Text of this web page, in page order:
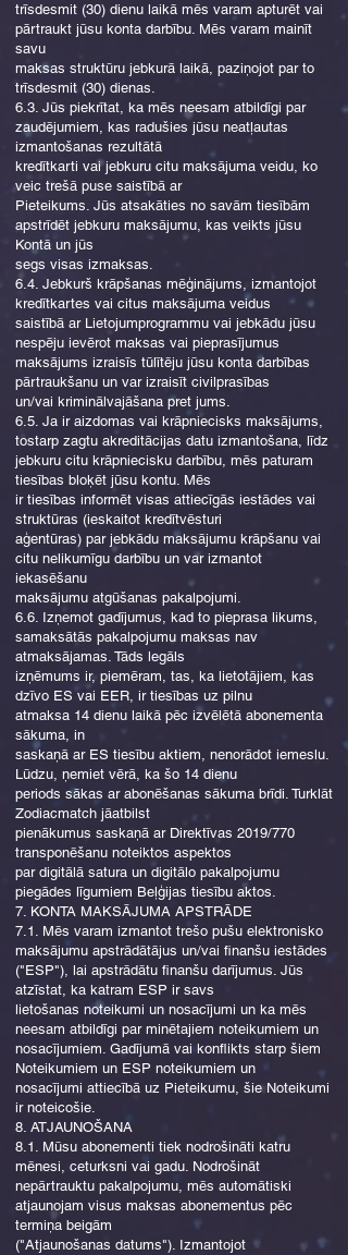
trīsdesmit (30) dienu laikā mēs varam apturēt vai
pārtraukt jūsu konta darbību. Mēs varam mainīt
savu
maksas struktūru jebkurā laikā, paziņojot par to
trīsdesmit (30) dienas.
6.3. Jūs piekrītat, ka mēs neesam atbildīgi par
zaudējumiem, kas radušies jūsu neatļautas
izmantošanas rezultātā
kredītkarti vai jebkuru citu maksājuma veidu, ko
veic trešā puse saistībā ar
Pieteikums. Jūs atsakāties no savām tiesībām
apstrīdēt jebkuru maksājumu, kas veikts jūsu
Kontā un jūs
segs visas izmaksas.
6.4. Jebkurš krāpšanas mēģinājums, izmantojot
kredītkartes vai citus maksājuma veidus
saistībā ar Lietojumprogrammu vai jebkādu jūsu
nespēju ievērot maksas vai pieprasījumus
maksājums izraisīs tūlītēju jūsu konta darbības
pārtraukšanu un var izraisīt civilprasības
un/vai kriminālvajāšana pret jums.
6.5. Ja ir aizdomas vai krāpniecisks maksājums,
tostarp zagtu akreditācijas datu izmantošana, līdz
jebkuru citu krāpniecisku darbību, mēs paturam
tiesības bloķēt jūsu kontu. Mēs
ir tiesības informēt visas attiecīgās iestādes vai
struktūras (ieskaitot kredītvēsturi
aģentūras) par jebkādu maksājumu krāpšanu vai
citu nelikumīgu darbību un var izmantot
iekasēšanu
maksājumu atgūšanas pakalpojumi.
6.6. Izņemot gadījumus, kad to pieprasa likums,
samaksātās pakalpojumu maksas nav
atmaksājamas. Tāds legāls
izņēmums ir, piemēram, tas, ka lietotājiem, kas
dzīvo ES vai EER, ir tiesības uz pilnu
atmaksa 14 dienu laikā pēc izvēlētā abonementa
sākuma, in
saskaņā ar ES tiesību aktiem, nenorādot iemeslu.
Lūdzu, ņemiet vērā, ka šo 14 dienu
periods sākas ar abonēšanas sākuma brīdi. Turklāt
Zodiacmatch jāatbilst
pienākumus saskaņā ar Direktīvas 2019/770
transponēšanu noteiktos aspektos
par digitālā satura un digitālo pakalpojumu
piegādes līgumiem Beļģijas tiesību aktos.
7. KONTA MAKSĀJUMA APSTRĀDE
7.1. Mēs varam izmantot trešo pušu elektronisko
maksājumu apstrādātājus un/vai finanšu iestādes
("ESP"), lai apstrādātu finanšu darījumus. Jūs
atzīstat, ka katram ESP ir savs
lietošanas noteikumi un nosacījumi un ka mēs
neesam atbildīgi par minētajiem noteikumiem un
nosacījumiem. Gadījumā vai konflikts starp šiem
Noteikumiem un ESP noteikumiem un
nosacījumi attiecībā uz Pieteikumu, šie Noteikumi
ir noteicošie.
8. ATJAUNOŠANA
8.1. Mūsu abonementi tiek nodrošināti katru
mēnesi, ceturksni vai gadu. Nodrošināt
nepārtrauktu pakalpojumu, mēs automātiski
atjaunojam visus maksas abonementus pēc
termiņa beigām
("Atjaunošanas datums"). Izmantojot